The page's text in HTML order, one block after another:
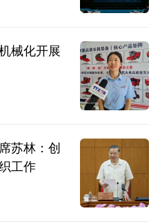
械化开展
苏林：创
工作